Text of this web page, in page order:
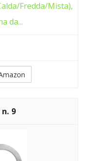
Fredda/Mista),
da...
9